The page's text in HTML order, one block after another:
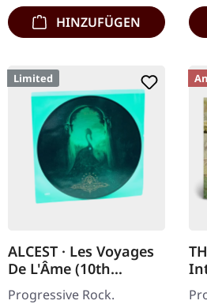
HINZUFÜGEN
Limited
ALCEST · Les Voyages
De L'Âme (10th
Anniversary Edition) |
PICTURE LP
Progressive Rock.